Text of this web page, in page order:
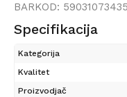
BARKOD:
Specifikacija
Kategorija
Kvalitet
Proizvodjač